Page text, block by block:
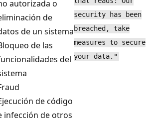
autorizada o
de
de un sistema
de las
del
de código
infección de otros
security has been
breached, take
measures to secure
your data."